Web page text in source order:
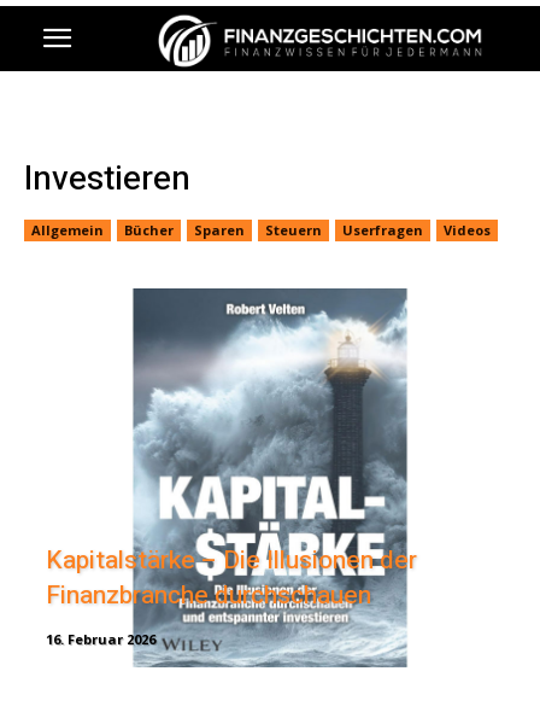
Investieren
Allgemein Bücher Sparen Steuern Userfragen Videos
Kapitalstärke – Die Illusionen der
Finanzbranche durchschauen
16. Februar 2026